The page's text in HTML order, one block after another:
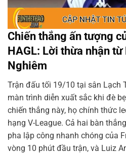
Chiến thắng ấn tượng
HAGL: Lời thừa nhận từ
Nghiêm
Trận đấu tối 19/10 tại sân Lạch
màn trình diễn xuất sắc khi đè
chiến thắng này, họ chính thức
hạng V-League. Cả hai bàn
pha lập công nhanh chóng của
vòng 10 phút đầu trận, và Luiz